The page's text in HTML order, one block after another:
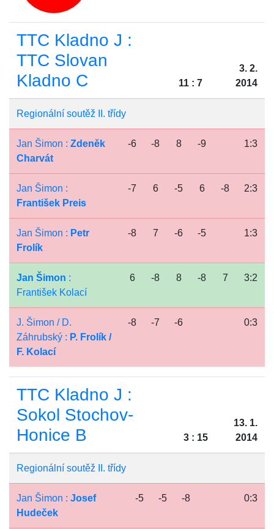
TTC Kladno J :
TTC Slovan
Kladno C
11 : 7
3. 2.
2014
Regionální soutěž II. třídy
Jan Šimon : Zdeněk
Charvát
-6 -8 8 -9 1:3
Jan Šimon :
František Preis
-7 6 -5 6 -8 2:3
Jan Šimon : Petr
Frolík
-8 7 -6 -5 1:3
Jan Šimon :
František Kolací
6 -8 8 -8 7 3:2
J. Šimon / D.
Záhrubský : P. Frolík /
F. Kolací
-8 -7 -6 0:3
TTC Kladno J :
Sokol Stochov-
Honice B
3 : 15
13. 1.
2014
Regionální soutěž II. třídy
Jan Šimon : Josef
Hudeček
-5 -5 -8 0:3